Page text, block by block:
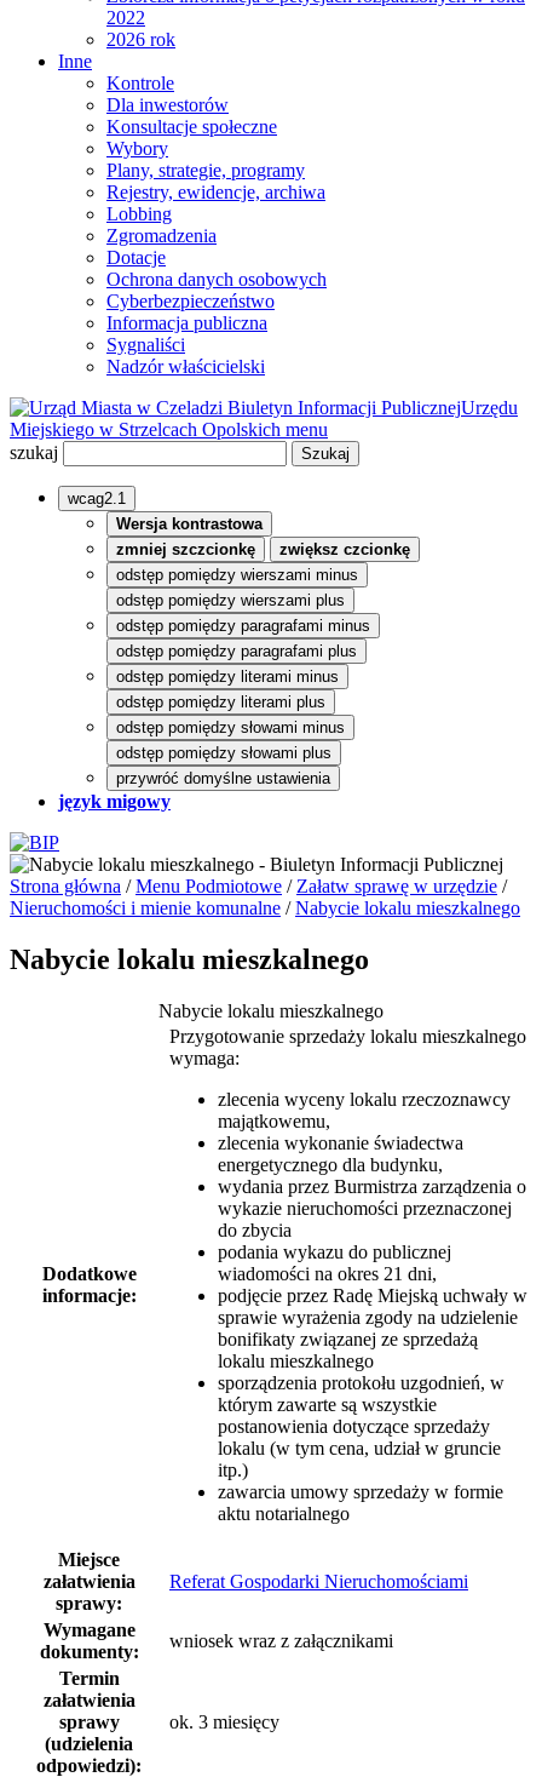
2022
2026 rok
Inne
Kontrole
Dla inwestorów
Konsultacje społeczne
Wybory
Plany, strategie, programy
Rejestry, ewidencje, archiwa
Lobbing
Zgromadzenia
Dotacje
Ochrona danych osobowych
Cyberbezpieczeństwo
Informacja publiczna
Sygnaliści
Nadzór właścicielski
Biuletyn Informacji PublicznejUrzędu
Miejskiego w Strzelcach Opolskich menu
szukaj
wcag2.1
Wersja kontrastowa
zmniej szczcionkę
zwiększ czcionkę
odstęp pomiędzy wierszami minus
odstęp pomiędzy wierszami plus
odstęp pomiędzy paragrafami minus
odstęp pomiędzy paragrafami plus
odstęp pomiędzy literami minus
odstęp pomiędzy literami plus
odstęp pomiędzy słowami minus
odstęp pomiędzy słowami plus
przywróć domyślne ustawienia
język migowy
Strona główna /Menu Podmiotowe / Załatw sprawę w urzędzie /
Nieruchomości i mienie komunalne /Nabycie lokalu mieszkalnego
Nabycie lokalu mieszkalnego
Nabycie lokalu mieszkalnego
Dodatkowe
informacje:
Przygotowanie sprzedaży lokalu mieszkalnego
wymaga:
zlecenia wyceny lokalu rzeczoznawcy
majątkowemu,
zlecenia wykonanie świadectwa
energetycznego dla budynku,
wydania przez Burmistrza zarządzenia o
wykazie nieruchomości przeznaczonej
do zbycia
podania wykazu do publicznej
wiadomości na okres 21 dni,
podjęcie przez Radę Miejską uchwały w
sprawie wyrażenia zgody na udzielenie
bonifikaty związanej ze sprzedażą
lokalu mieszkalnego
sporządzenia protokołu uzgodnień, w
którym zawarte są wszystkie
postanowienia dotyczące sprzedaży
lokalu (w tym cena, udział w gruncie
itp.)
zawarcia umowy sprzedaży w formie
aktu notarialnego
Miejsce
załatwienia
sprawy:
Referat Gospodarki Nieruchomościami
Wymagane
dokumenty:
wniosek wraz z załącznikami
Termin
załatwienia
sprawy
(udzielenia
odpowiedzi):
ok. 3 miesięcy